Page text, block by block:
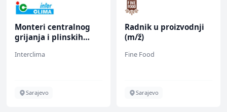
Monteri centralnog
grijanja i plinskih
Interclima
Sarajevo
Radnik u proizvodnji
(m/ž)
Fine Food
Sarajevo